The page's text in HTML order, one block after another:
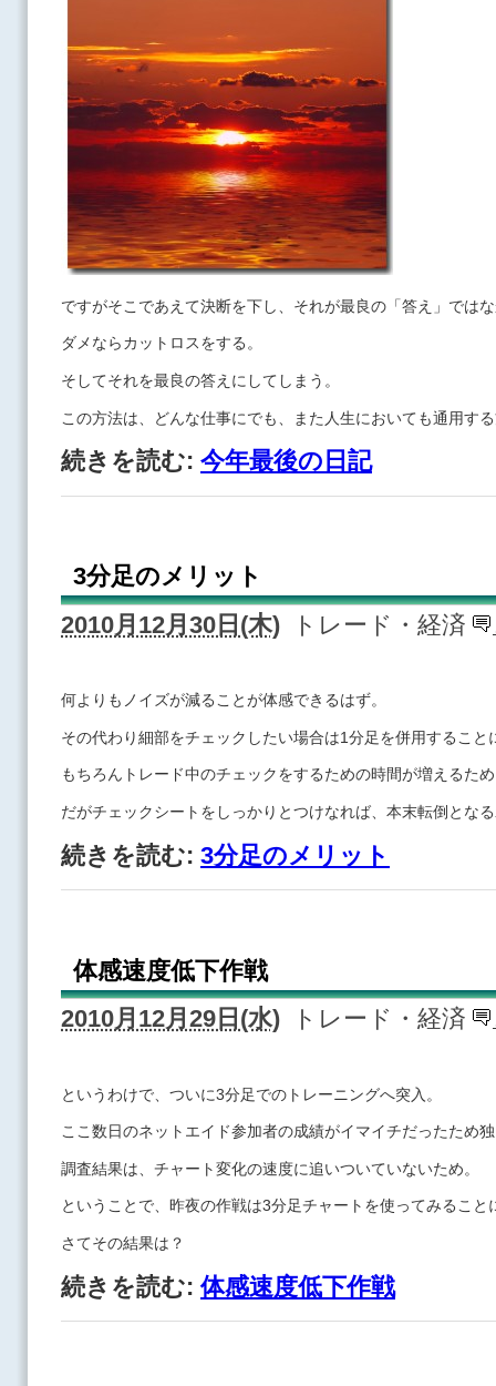
ですがそこであえて決断を下し、それが最良の「答え」では
ダメならカットロスをする。
そしてそれを最良の答えにしてしまう。
この方法は、どんな仕事にでも、また人生においても通用す
続きを読む: 今年最後の日記
3分足のメリット
2010月12月30日(木)
トレード・経済
何よりもノイズが減ることが体感できるはず。
その代わり細部をチェックしたい場合は1分足を併用すること
もちろんトレード中のチェックをするための時間が増えるた
だがチェックシートをしっかりとつけなれば、本末転倒とな
続きを読む: 3分足のメリット
体感速度低下作戦
2010月12月29日(水)
トレード・経済
というわけで、ついに3分足でのトレーニングへ突入。
ここ数日のネットエイド参加者の成績がイマイチだったため
調査結果は、チャート変化の速度に追いついていないため。
ということで、昨夜の作戦は3分足チャートを使ってみること
さてその結果は？
続きを読む: 体感速度低下作戦